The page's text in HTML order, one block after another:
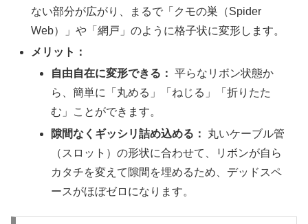
ない部分が広がり、まるで「クモの巣（Spider
Web）」や「網戸」のように格子状に変形します。
メリット：
自由自在に変形できる： 平らなリボン状態か
ら、簡単に「丸める」「ねじる」「折りたた
む」ことができます。
隙間なくギッシリ詰め込める：
丸いケーブル管
（スロット）の形状に合わせて、リボンが自ら
カタチを変えて隙間を埋めるため、デッドスペ
ースがほぼゼロになります。